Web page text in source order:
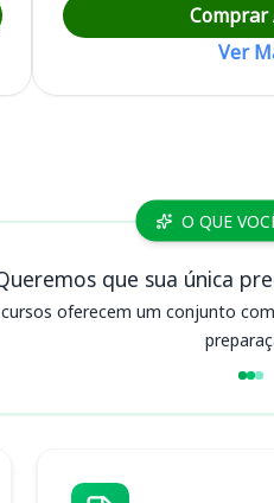
Comprar
Ver
O QUE
que sua única
oferecem um conjunto